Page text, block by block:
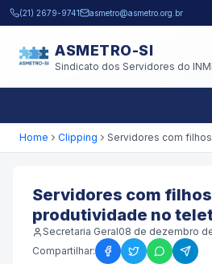
Pular para o conteúdo principal
(21) 2679-9741 asmetro@asmetro.org.br
ASMETRO-SI
Sindicato dos Servidores do
Home Clipping
Servidores com
produtividade no
Secretaria Geral08 de dezembro
Compartilhar: